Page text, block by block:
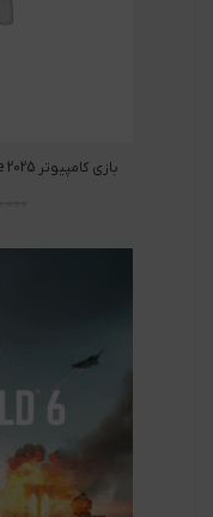
بازی کامپیوتر The Sims 4 Digital Deluxe All in one 2025